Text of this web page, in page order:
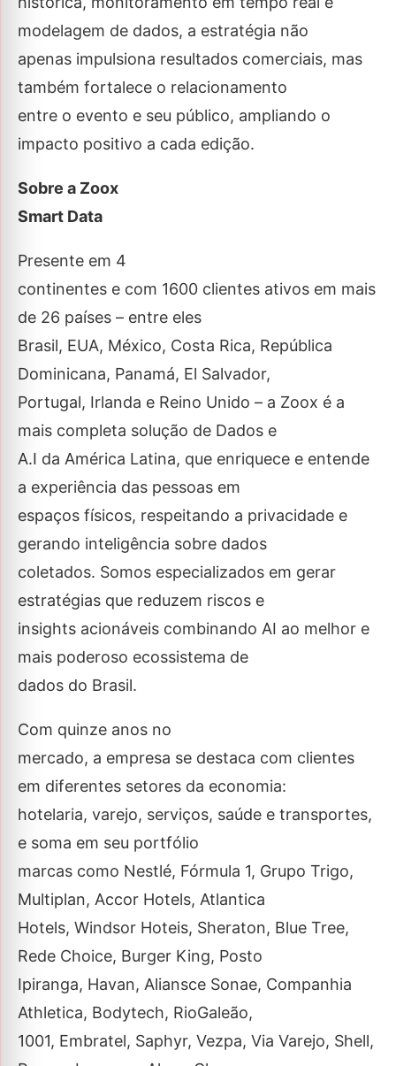
modelagem de dados, a estratégia não
apenas impulsiona resultados comerciais, mas
também fortalece o relacionamento
entre o evento e seu público, ampliando o
impacto positivo a cada edição.
Sobre a Zoox
Smart Data
Presente em 4
continentes e com 1600 clientes ativos em mais
de 26 países – entre eles
Brasil, EUA, México, Costa Rica, República
Dominicana, Panamá, El Salvador,
Portugal, Irlanda e Reino Unido – a Zoox é a
mais completa solução de Dados e
A.I da América Latina, que enriquece e entende
a experiência das pessoas em
espaços físicos, respeitando a privacidade e
gerando inteligência sobre dados
coletados. Somos especializados em gerar
estratégias que reduzem riscos e
insights acionáveis combinando AI ao melhor e
mais poderoso ecossistema de
dados do Brasil.
Com quinze anos no
mercado, a empresa se destaca com clientes
em diferentes setores da economia:
hotelaria, varejo, serviços, saúde e transportes,
e soma em seu portfólio
marcas como Nestlé, Fórmula 1, Grupo Trigo,
Multiplan, Accor Hotels, Atlantica
Hotels, Windsor Hoteis, Sheraton, Blue Tree,
Rede Choice, Burger King, Posto
Ipiranga, Havan, Aliansce Sonae, Companhia
Athletica, Bodytech, RioGaleão,
1001, Embratel, Saphyr, Vezpa, Via Varejo, Shell,